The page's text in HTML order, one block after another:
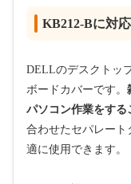
KB212-Bに対
DELLのデスクトッ
ボードカバーです。
パソコン作業をする
合わせたセパレー
適に使用できます。